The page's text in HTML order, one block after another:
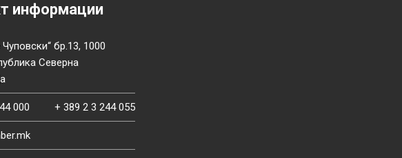
информации
бр.13, 1000
Северна
000 + 389 2 3 244 055